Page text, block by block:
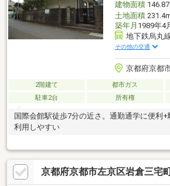
建物面積
土地面積
築年月 1989年4
地下鉄烏丸
その他の交通
京都府京都
2階建て 都市ガス
駐車2台
所有権
国際会館駅徒歩7分の近さ。通勤通学に便利
利用しやすい
京都府京都市左京区岩倉三宅